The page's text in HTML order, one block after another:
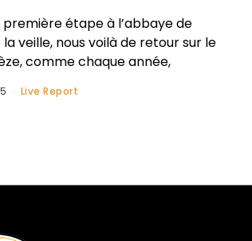
étape à l’abbaye de
veille, nous voilà de retour sur le
comme chaque année,
Live Report